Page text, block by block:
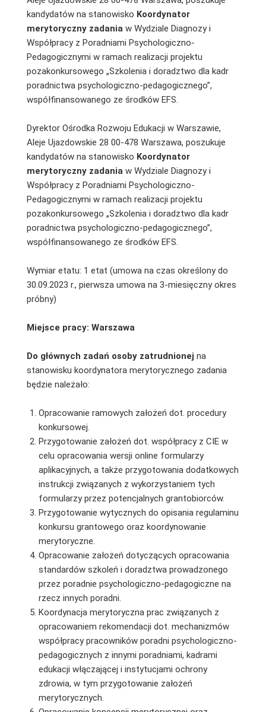
kandydatów na stanowisko Koordynator
merytoryczny zadania w Wydziale Diagnozy i
Współpracy z Poradniami Psychologiczno-
Pedagogicznymi w ramach realizacji projektu
pozakonkursowego „Szkolenia i doradztwo dla kadr
poradnictwa psychologiczno-pedagogicznego”,
współfinansowanego ze środków EFS.
Dyrektor Ośrodka Rozwoju Edukacji w Warszawie,
Aleje Ujazdowskie 28 00-478 Warszawa, poszukuje
kandydatów na stanowisko Koordynator
merytoryczny zadania w Wydziale Diagnozy i
Współpracy z Poradniami Psychologiczno-
Pedagogicznymi w ramach realizacji projektu
pozakonkursowego „Szkolenia i doradztwo dla kadr
poradnictwa psychologiczno-pedagogicznego”,
współfinansowanego ze środków EFS.
Wymiar etatu: 1 etat (umowa na czas określony do
30.09.2023 r., pierwsza umowa na 3-miesięczny okres
próbny)
Miejsce pracy: Warszawa
Do głównych zadań osoby zatrudnionej na
stanowisku koordynatora merytorycznego zadania
będzie należało:
Opracowanie ramowych założeń dot. procedury
konkursowej.
Przygotowanie założeń dot. współpracy z CIE w
celu opracowania wersji online formularzy
aplikacyjnych, a także przygotowania dodatkowych
instrukcji związanych z wykorzystaniem tych
formularzy przez potencjalnych grantobiorców.
Przygotowanie wytycznych do opisania regulaminu
konkursu grantowego oraz koordynowanie
merytoryczne.
Opracowanie założeń dotyczących opracowania
standardów szkoleń i doradztwa prowadzonego
przez poradnie psychologiczno-pedagogiczne na
rzecz innych poradni.
Koordynacja merytoryczna prac związanych z
opracowaniem rekomendacji dot. mechanizmów
współpracy pracowników poradni psychologiczno-
pedagogicznych z innymi poradniami, kadrami
edukacji włączającej i instytucjami ochrony
zdrowia, w tym przygotowanie założeń
merytorycznych.